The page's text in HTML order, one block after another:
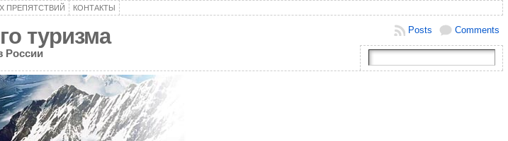
ПРЕПЯТСТВИЙ КОНТАКТЫ
туризма
России
Comments
Posts